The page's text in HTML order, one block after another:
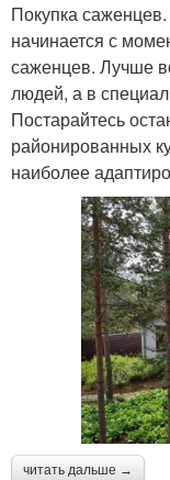
Покупка
начинается с
саженцев. Лучше
людей, а в
Постарайтесь
районированных
наиболее
читать дальше →